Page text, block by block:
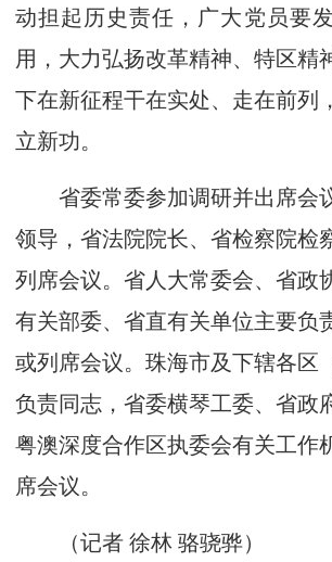
动担起历史责任，广大党员要
用，大力弘扬改革精神、特区精
下在新征程干在实处、走在前列
立新功。
省委常委参加调研并出席会
领导，省法院院长、省检察院检
列席会议。省人大常委会、省政
有关部委、省直有关单位主要负
或列席会议。珠海市及下辖各区
负责同志，省委横琴工委、省政
粤澳深度合作区执委会有关工作
席会议。
（记者 徐林 骆骁骅）